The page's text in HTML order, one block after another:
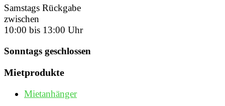
Samstags Rückgabe
zwischen
10:00 bis 13:00 Uhr
Sonntags geschlossen
Mietprodukte
Mietanhänger